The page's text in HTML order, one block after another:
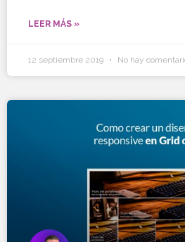
LEER MÁS »
12 septiembre 2019 No hay